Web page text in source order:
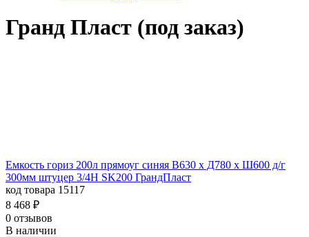
Гранд Пласт (под заказ)
Емкость гориз 200л прямоуг синяя В630 х Д780 х Ш600 д/г
300мм штуцер 3/4Н SK200 ГрандПласт
код товара 15117
8 468 ₽
0 отзывов
В наличии